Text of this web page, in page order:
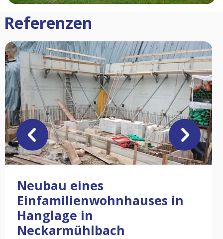
Referenzen
Neubau eines
Einfamilienwohnhauses in
Hanglage in
Neckarmühlbach